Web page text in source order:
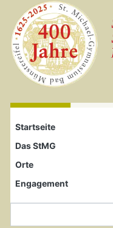
Zum Seiteninhalt springen
Startseite
Startseite
Das StMG
Orte
Engagement